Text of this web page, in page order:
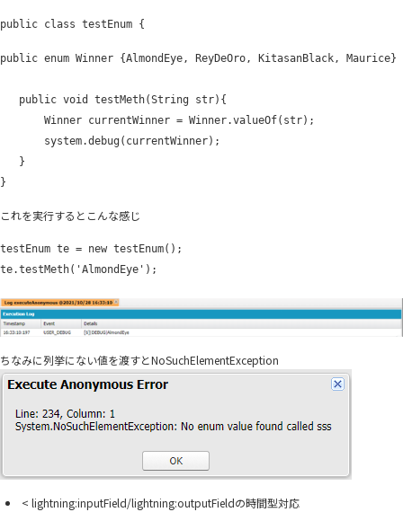
public class testEnum {
public enum Winner {AlmondEye, ReyDeOro, KitasanBlack, Maurice}
public void testMeth(String str){
Winner currentWinner = Winner.valueOf(str);
system.debug(currentWinner);
}
}
これを実行するとこんな感じ
testEnum te = new testEnum();
te.testMeth('AlmondEye');
ちなみに列挙にない値を渡すとNoSuchElementException
< lightning:inputField/lightning:outputFieldの時間型対応